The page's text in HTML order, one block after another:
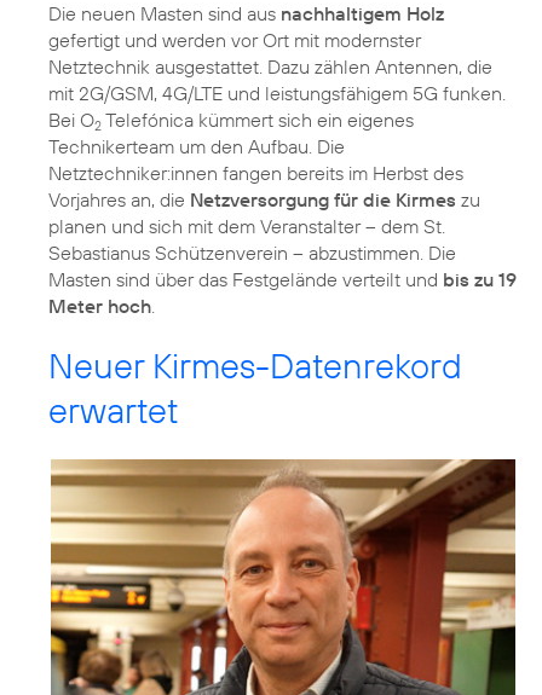
Die neuen Masten sind aus nachhaltigem Holz
gefertigt und werden vor Ort mit modernster
Netztechnik ausgestattet. Dazu zählen Antennen, die
mit 2G/GSM, 4G/LTE und leistungsfähigem 5G funken.
Bei O2 Telefónica kümmert sich ein eigenes
Technikerteam um den Aufbau. Die
Netztechniker:innen fangen bereits im Herbst des
Vorjahres an, die Netzversorgung für die Kirmes zu
planen und sich mit dem Veranstalter – dem St.
Sebastianus Schützenverein – abzustimmen. Die
Masten sind über das Festgelände verteilt und bis zu 19
Meter hoch.
Neuer Kirmes-Datenrekord
erwartet